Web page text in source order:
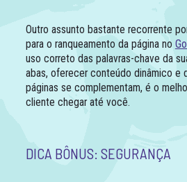
Outro assunto bastante recorrente
para o ranqueamento da página no
uso correto das palavras-chave da
abas, oferecer conteúdo dinâmico e
páginas se complementam, é o
cliente chegar até você.
DICA BÔNUS: SEGURANÇA